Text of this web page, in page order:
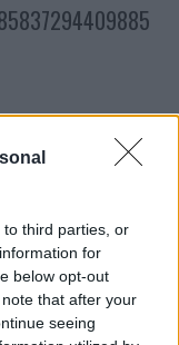
third parties, or
for
below opt-out
that after your
seeing